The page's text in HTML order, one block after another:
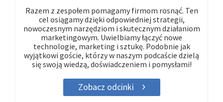
Razem z zespołem pomagamy firmom rosnąć. Ten
cel osiągamy dzięki odpowiedniej strategii,
nowoczesnym narzędziom i skutecznym działaniom
marketingowym. Uwielbiamy łączyć nowe
technologie, marketing i sztukę. Podobnie jak
wyjątkowi goście, którzy w naszym podcaście dzielą
się swoją wiedzą, doświadczeniem i pomysłami!
Zobacz odcinki